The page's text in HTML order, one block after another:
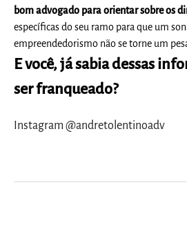
bom advogado para orientar sobre os
específicas do seu ramo para que um
empreendedorismo não se torne um
E você, já sabia dessas
ser franqueado?
Instagram @andretolentinoadv